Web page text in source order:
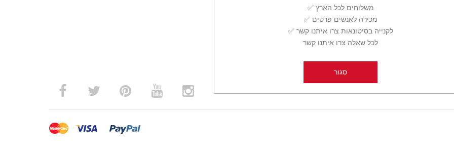
✅משלוחים לכל הארץ ‏
✅מכירה לאנשים פרטים ‏
✅לקנייה בסיטונאות צרו איתנו קשר ‏
לכל שאלה צרו איתנו קשר
סגור